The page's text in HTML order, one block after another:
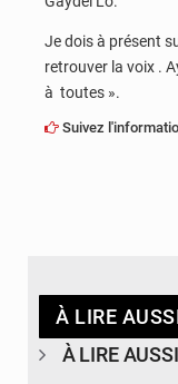
Je dois à présent
retrouver la voix .
à toutes ».
Suivez
À LIRE
À LIRE AUSSI